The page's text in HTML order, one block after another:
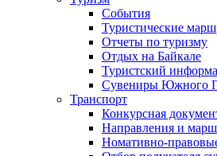
События
Туристические
Отчеты по туризму
Отдых на Байкале
Туристский
Сувениры Южного
Транспорт
Конкурсная
Направления и
Номативно-